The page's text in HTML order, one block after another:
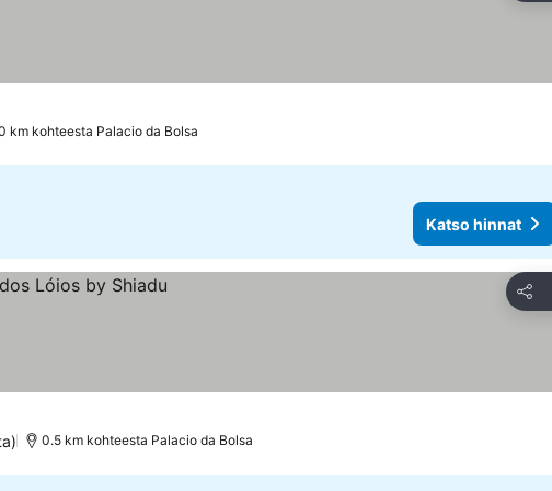
km kohteesta Palacio da Bolsa
Katso hinnat
Jaa
0.5 km kohteesta Palacio da Bolsa